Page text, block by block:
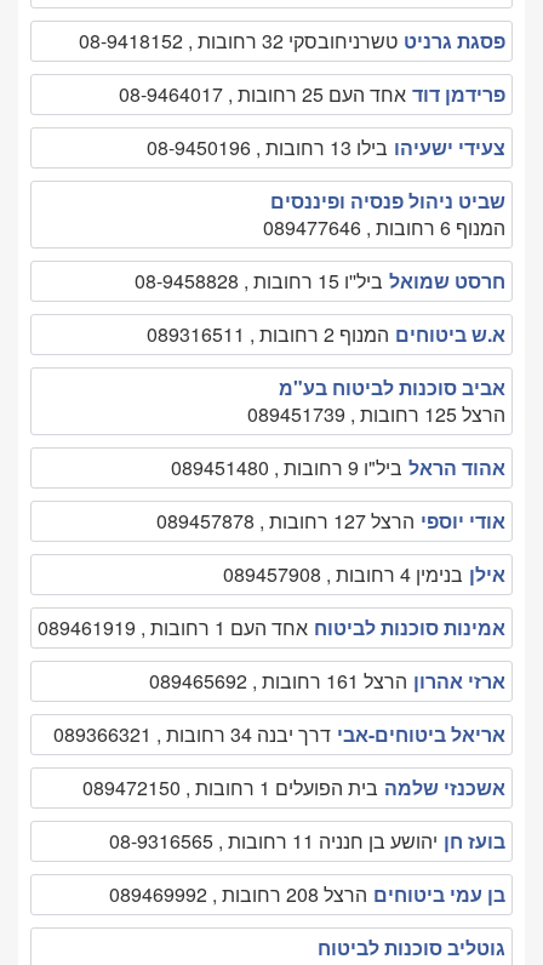
פסגת גרניט טשרניחובסקי 32 רחובות , 08-9418152
פרידמן דוד אחד העם 25 רחובות , 08-9464017
צעידי ישעיהו בילו 13 רחובות , 08-9450196
שביט ניהול פנסיה ופיננסים
המנוף 6 רחובות , 089477646
חרסט שמואל ביל''ו 15 רחובות , 08-9458828
א.ש ביטוחים המנוף 2 רחובות , 089316511
אביב סוכנות לביטוח בע"מ
הרצל 125 רחובות , 089451739
אהוד הראל ביל"ו 9 רחובות , 089451480
אודי יוספי הרצל 127 רחובות , 089457878
אילן בנימין 4 רחובות , 089457908
אמינות סוכנות לביטוח אחד העם 1 רחובות , 089461919
ארזי אהרון הרצל 161 רחובות , 089465692
אריאל ביטוחים-אבי דרך יבנה 34 רחובות , 089366321
אשכנזי שלמה בית הפועלים 1 רחובות , 089472150
בועז חן יהושע בן חנניה 11 רחובות , 08-9316565
בן עמי ביטוחים הרצל 208 רחובות , 089469992
גוטליב סוכנות לביטוח